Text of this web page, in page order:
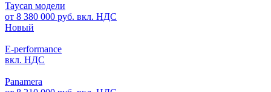
Taycan модели
от 8 380 000 руб. вкл. НДС
Новый
E-performance
вкл. НДС
Panamera